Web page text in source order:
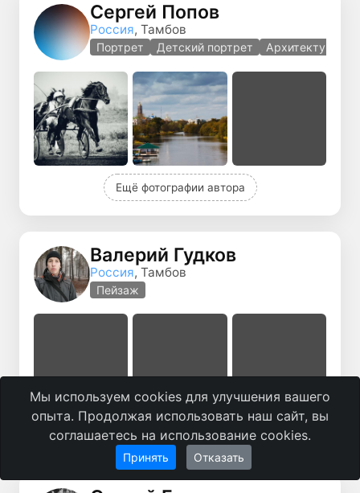
Сергей Попов
Россия, Тамбов
Портрет Детский портрет Архитектура
Ещё фотографии автора
Валерий Гудков
Россия, Тамбов
Пейзаж
Ещё фотографии автора
Мы используем cookies для улучшения вашего
опыта. Продолжая использовать наш сайт, вы
соглашаетесь на использование cookies.
Принять Отказать